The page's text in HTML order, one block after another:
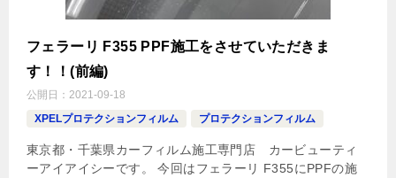
フェラーリ F355 PPF施工をさせていただきま
す！！(前編)
公開日： 2021-09-18
XPELプロテクションフィルム
プロテクションフィルム
東京都・千葉県カーフィルム施工専門店 カービューティ
ーアイアイシーです。 今回はフェラーリ F355にPPFの施